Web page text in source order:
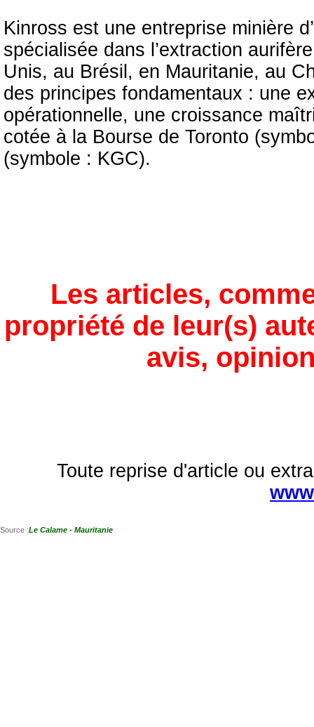
Kinross est une entreprise minière
spécialisée dans l’extraction
Unis, au Brésil, en Mauritanie, au
des principes fondamentaux : une
opérationnelle, une croissance
cotée à la Bourse de Toronto
(symbole : KGC).
Les articles,
propriété de leur(s)
avis,
Toute reprise d'article ou
Source :Le Calame - Mauritanie